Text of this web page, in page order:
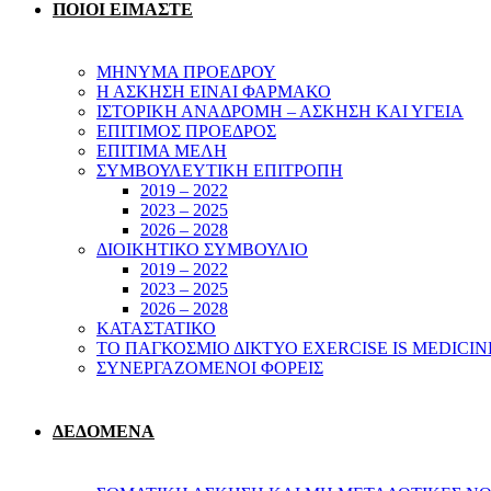
ΠΟΙΟΙ ΕΙΜΑΣΤΕ
ΜΗΝΥΜΑ ΠΡΟΕΔΡΟΥ
Η ΑΣΚΗΣΗ ΕΙΝΑΙ ΦΑΡΜΑΚΟ
ΙΣΤΟΡΙΚΗ ΑΝΑΔΡΟΜΗ – ΑΣΚΗΣΗ ΚΑΙ ΥΓΕΙΑ
ΕΠΙΤΙΜΟΣ ΠΡΟΕΔΡΟΣ
ΕΠΙΤΙΜΑ ΜΕΛΗ
ΣΥΜΒΟΥΛΕΥΤΙΚΗ ΕΠΙΤΡΟΠΗ
2019 – 2022
2023 – 2025
2026 – 2028
ΔΙΟΙΚΗΤΙΚΟ ΣΥΜΒΟΥΛΙΟ
2019 – 2022
2023 – 2025
2026 – 2028
ΚΑΤΑΣΤΑΤΙΚΟ
ΤΟ ΠΑΓΚΟΣΜΙΟ ΔΙΚΤΥΟ EXERCISE IS
ΣΥΝΕΡΓΑΖΟΜΕΝΟΙ ΦΟΡΕΙΣ
ΔΕΔΟΜΕΝΑ